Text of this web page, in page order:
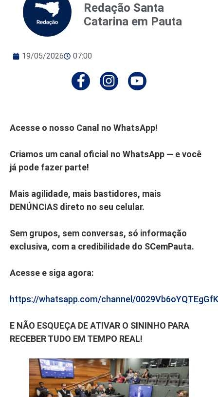
Redação Santa
Catarina em Pauta
19/05/2026 07:00
Acesse o nosso Canal no WhatsApp!
Criamos um canal oficial no WhatsApp — e você
já pode fazer parte!
Mais agilidade, mais bastidores, mais
DENÚNCIAS direto no seu celular.
Sem grupos, sem conversas, só informação
exclusiva, com a credibilidade do SCemPauta.
Acesse e siga agora:
https://whatsapp.com/channel/
E NÃO ESQUEÇA DE ATIVAR O SININHO PARA
RECEBER TUDO EM TEMPO REAL!